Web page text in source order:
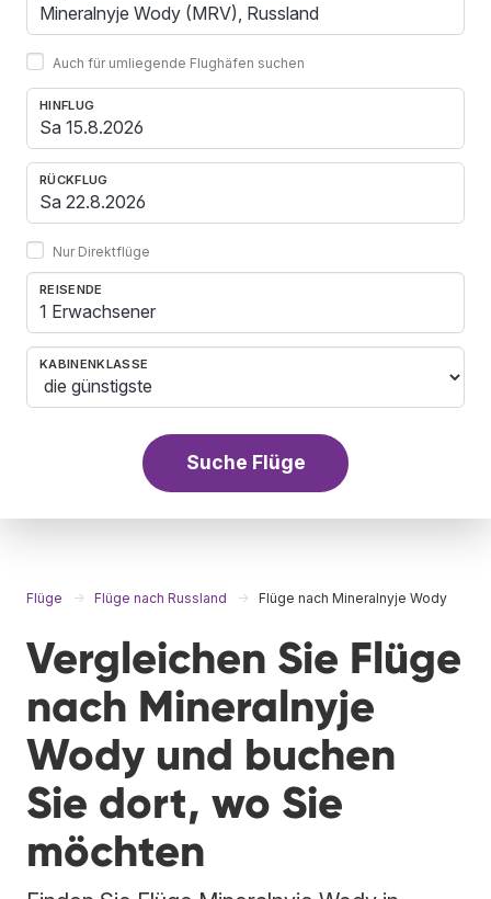
Auch für umliegende Flughäfen suchen
HINFLUG
RÜCKFLUG
Nur Direktflüge
REISENDE
1 Erwachsener
KABINENKLASSE
Suche Flüge
Flüge Flüge nach Russland Flüge nach Mineralnyje Wody
Vergleichen Sie Flüge
nach Mineralnyje
Wody und buchen
Sie dort, wo Sie
möchten